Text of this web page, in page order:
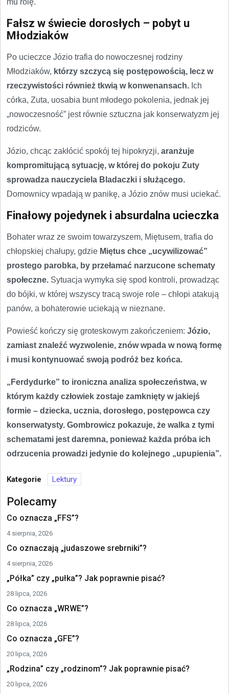
mu rolę.
Fałsz w świecie dorosłych – pobyt u
Młodziaków
Po ucieczce Józio trafia do nowoczesnej rodziny
Młodziaków, którzy szczycą się postępowością, lecz w
rzeczywistości również tkwią w konwenansach. Ich
córka, Zuta, uosabia bunt młodego pokolenia, jednak jej
„nowoczesność” jest równie sztuczna jak konserwatyzm jej
rodziców.
Józio, chcąc zakłócić spokój tej hipokryzji, aranżuje
kompromitującą sytuację, w której do pokoju Zuty
sprowadza nauczyciela Bladaczki i służącego.
Domownicy wpadają w panikę, a Józio znów musi uciekać.
Finałowy pojedynek i absurdalna ucieczka
Bohater wraz ze swoim towarzyszem, Miętusem, trafia do
chłopskiej chałupy, gdzie Miętus chce „ucywilizować”
prostego parobka, by przełamać narzucone schematy
społeczne. Sytuacja wymyka się spod kontroli, prowadząc
do bójki, w której wszyscy tracą swoje role – chłopi atakują
panów, a bohaterowie uciekają w nieznane.
Powieść kończy się groteskowym zakończeniem: Józio,
zamiast znaleźć wyzwolenie, znów wpada w nową formę
i musi kontynuować swoją podróż bez końca.
„Ferdydurke” to ironiczna analiza społeczeństwa, w
którym każdy człowiek zostaje zamknięty w jakiejś
formie – dziecka, ucznia, dorosłego, postępowca czy
konserwatysty. Gombrowicz pokazuje, że walka z tymi
schematami jest daremna, ponieważ każda próba ich
odrzucenia prowadzi jedynie do kolejnego „upupienia”.
Kategorie Lektury
Polecamy
Co oznacza „FFS”?
4 sierpnia, 2026
Co oznaczają „judaszowe srebrniki”?
4 sierpnia, 2026
„Półka” czy „pułka”? Jak poprawnie pisać?
28 lipca, 2026
Co oznacza „WRWE”?
28 lipca, 2026
Co oznacza „GFE”?
20 lipca, 2026
„Rodzina” czy „rodzinom”? Jak poprawnie pisać?
20 lipca, 2026